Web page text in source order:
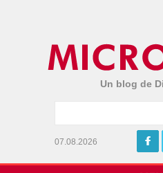
Un blog de
07.08.2026